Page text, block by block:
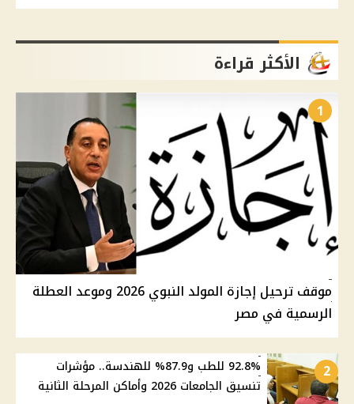
الأكثر قراءة
1
موقف ترحيل إجازة المولد النبوي 2026 وموعد العطلة
الرسمية في مصر
2
92.8% للطب و87.9% للهندسة.. مؤشرات
تنسيق الجامعات 2026 وأماكن المرحلة الثانية